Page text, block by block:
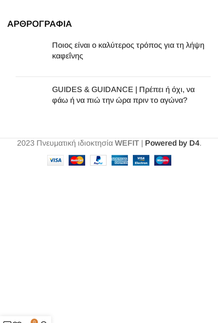
ΑΡΘΡΟΓΡΑΦΙΑ
Ποιος είναι ο καλύτερος τρόπος για τη λήψη
καφεΐνης
GUIDES & GUIDANCE | Πρέπει ή όχι, να
φάω ή να πιώ την ώρα πριν το αγώνα?
2023 Πνευματική ιδιοκτησία WEFIT| Powered by D4.
0